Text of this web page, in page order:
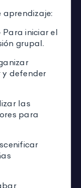
aprendizaje:
iniciar el
grupal.
defender
las
para